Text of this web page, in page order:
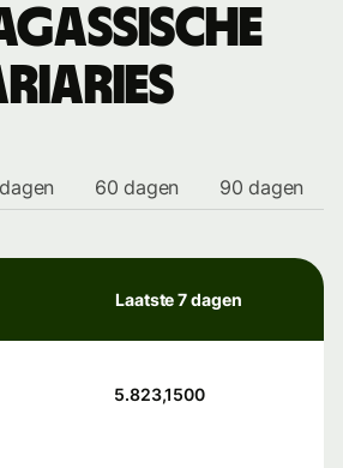
60 dagen 90 dagen
Laatste 7 dagen
5.823,1500